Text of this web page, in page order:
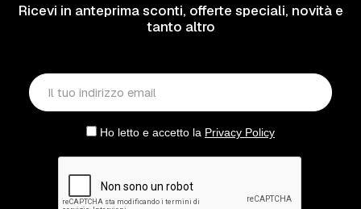
Ricevi in anteprima sconti, offerte speciali, novità e
tanto altro
Ho letto e accetto la Privacy Policy